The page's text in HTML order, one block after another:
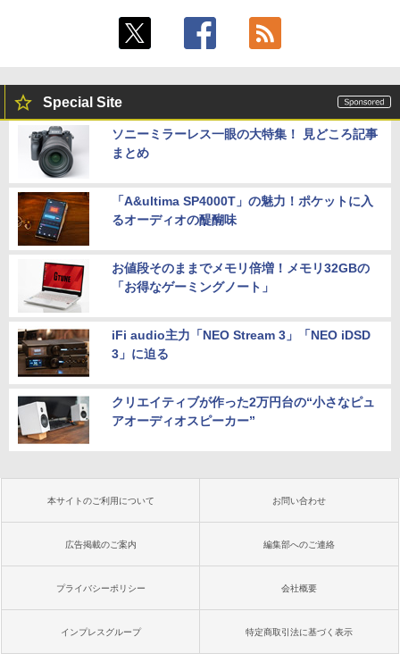
Special Site
ソニーミラーレス一眼の大特集！ 見どころ記事
まとめ
「A&ultima SP4000T」の魅力！ポケットに入
るオーディオの醍醐味
お値段そのままでメモリ倍増！メモリ32GBの
「お得なゲーミングノート」
iFi audio主力「NEO Stream 3」「NEO iDSD
3」に迫る
クリエイティブが作った2万円台の“小さなピュ
アオーディオスピーカー”
本サイトのご利用について お問い合わせ
広告掲載のご案内 編集部へのご連絡
プライバシーポリシー 会社概要
インプレスグループ 特定商取引法に基づく表示